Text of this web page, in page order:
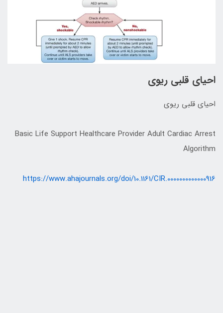
احیای قلبی ریوی
احیای قلبی ریوی
Basic Life Support Healthcare Provider Adult Cardiac Arrest
Algorithm
https://www.ahajournals.org/doi/10.1161/CIR.0000000000000916